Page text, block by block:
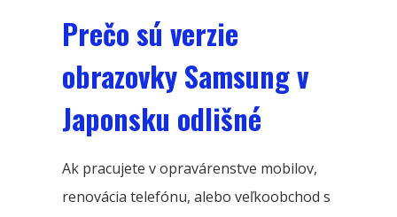
Prečo sú verzie
obrazovky Samsung v
Japonsku odlišné
Ak pracujete v opravárenstve mobilov,
renovácia telefónu, alebo veľkoobchod s